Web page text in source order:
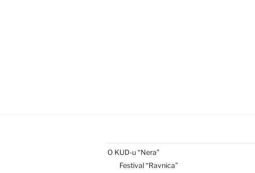
O KUD-u “Nera”
Festival “Ravnica”